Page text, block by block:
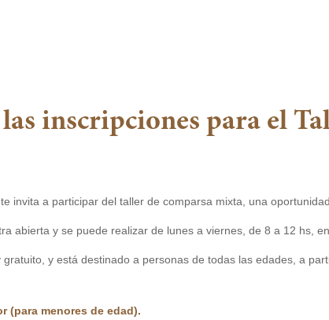
inscripciones para el
invita a participar del taller de comparsa mixta, una
abierta y se puede realizar de lunes a viernes, de 8 a 12 hs,
y está destinado a personas de todas las edades, a
(para menores de edad).